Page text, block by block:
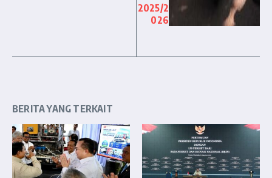
2025/2
026
BERITA YANG TERKAIT